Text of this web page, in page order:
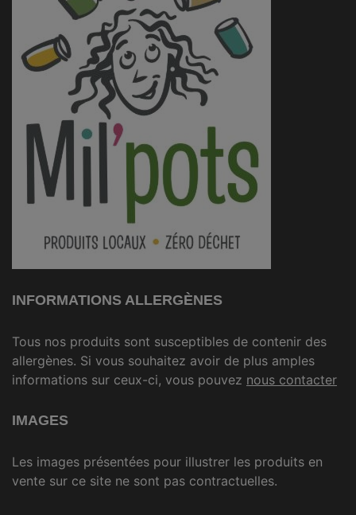
INFORMATIONS ALLERGÈNES
Tous nos produits sont susceptibles de contenir des
allergènes. Si vous souhaitez avoir de plus amples
informations sur ceux-ci, vous pouvez nous contacter
IMAGES
Les images présentées pour illustrer les produits en
vente sur ce site ne sont pas contractuelles.